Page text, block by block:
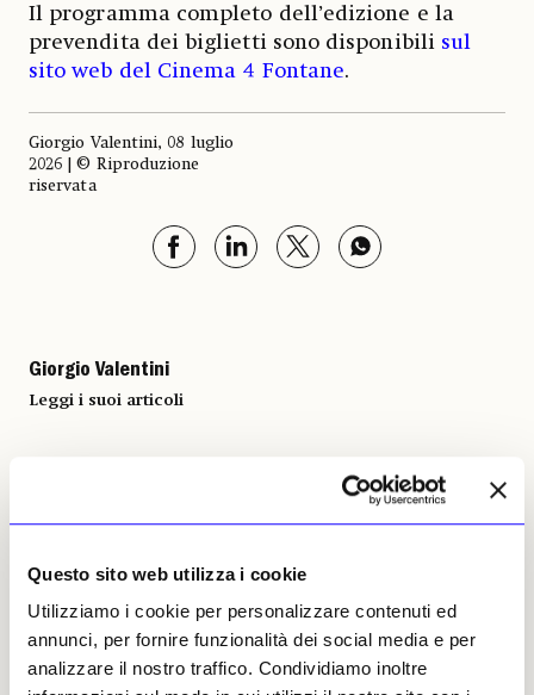
Questo sito web utilizza i cookie
Utilizziamo i cookie per personalizzare contenuti ed
annunci, per fornire funzionalità dei social media e per
analizzare il nostro traffico. Condividiamo inoltre
Il programma completo dell’edizione e la
prevendita dei biglietti sono disponibili sul
sito web del Cinema 4 Fontane.
Giorgio Valentini, 08 luglio
2026 | © Riproduzione
riservata
Giorgio Valentini
Leggi i suoi articoli